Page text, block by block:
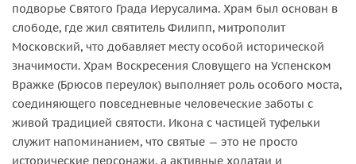
подворье Святого Града Иерусалима. Храм был основан в
слободе, где жил святитель Филипп, митрополит
Московский, что добавляет месту особой исторической
значимости. Храм Воскресения Словущего на Успенском
Вражке (Брюсов переулок) выполняет роль особого моста,
соединяющего повседневные человеческие заботы с
живой традицией святости. Икона с частицей туфельки
служит напоминанием, что святые — это не просто
исторические персонажи, а активные ходатаи и